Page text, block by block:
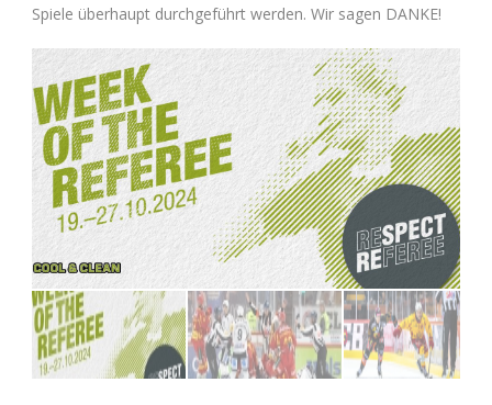
Spiele überhaupt durchgeführt werden. Wir sagen DANKE!